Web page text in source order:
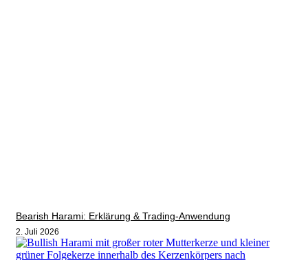
Bearish Harami: Erklärung & Trading-Anwendung
2. Juli 2026